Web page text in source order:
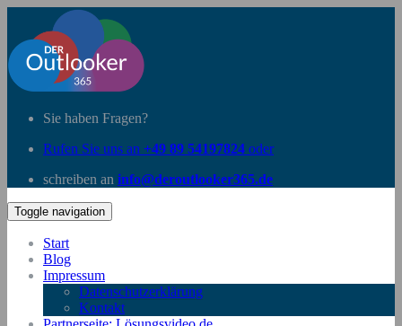
Sie haben Fragen?
Rufen Sie uns an +49 89 54197824 oder
schreiben an info@deroutlooker365.de
Toggle navigation
Start
Blog
Impressum
Datenschutzerklärung
Kontakt